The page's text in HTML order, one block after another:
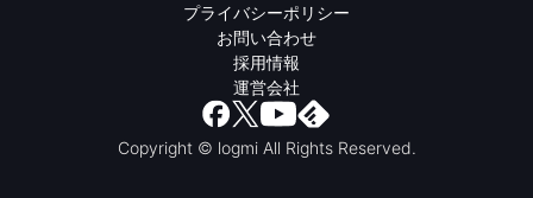
プライバシーポリシー
お問い合わせ
採用情報
運営会社
Copyright © logmi All Rights Reserved.